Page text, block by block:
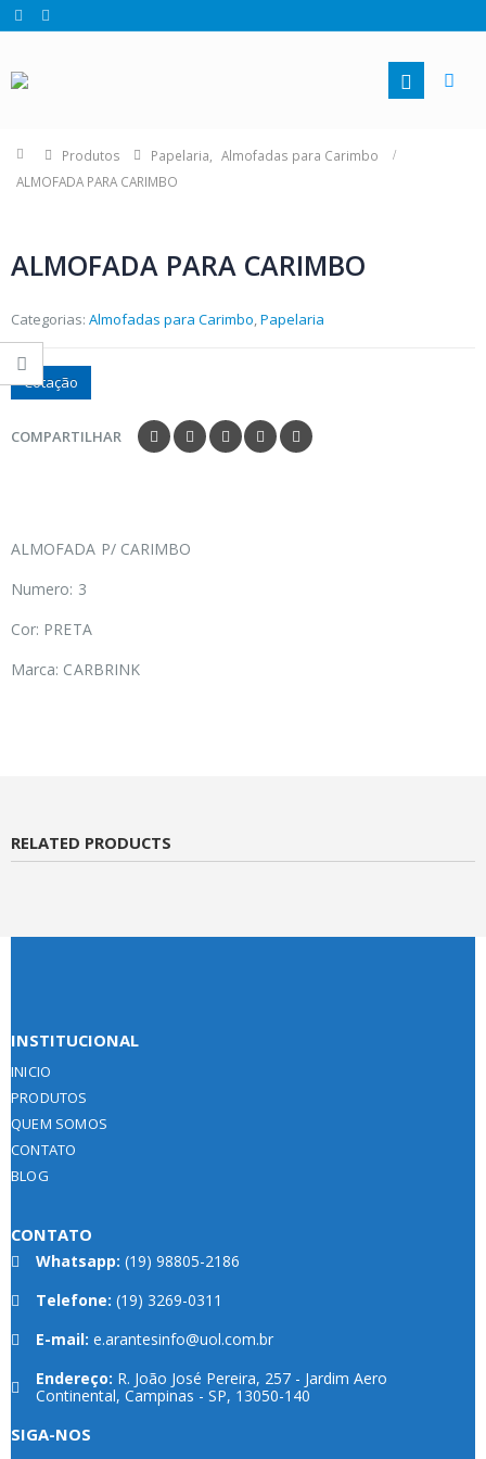
Produtos Papelaria
Almofadas para Carimbo
ALMOFADA PARA CARIMBO
ALMOFADA PARA CARIMBO
Categorias: Almofadas para Carimbo,Papelaria
Cotação
COMPARTILHAR
ALMOFADA P/ CARIMBO
Numero: 3
Cor: PRETA
Marca: CARBRINK
RELATED PRODUCTS
INSTITUCIONAL
INICIO
PRODUTOS
QUEM SOMOS
CONTATO
BLOG
CONTATO
Whatsapp: (19) 98805-2186
Telefone: (19) 3269-0311
E-mail: e.arantesinfo@uol.com.br
Endereço: R. João José Pereira, 257 - Jardim Aero
Continental, Campinas - SP, 13050-140
SIGA-NOS